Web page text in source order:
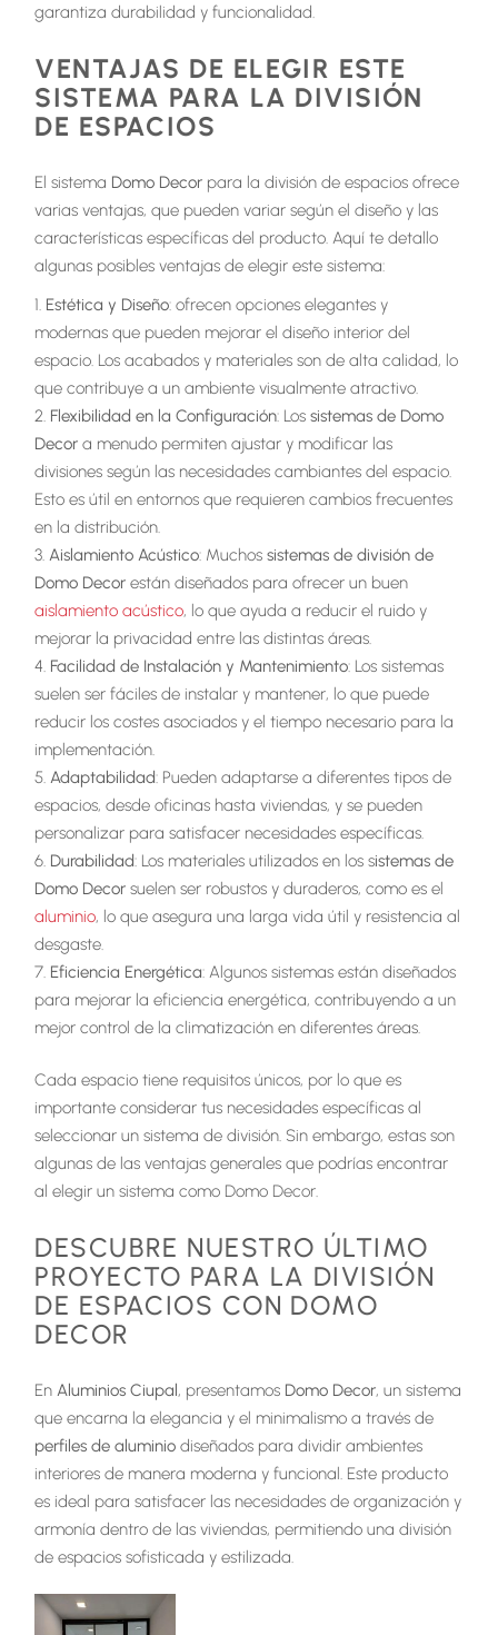
garantiza durabilidad y funcionalidad.
VENTAJAS DE ELEGIR ESTE
SISTEMA PARA LA DIVISIÓN
DE ESPACIOS
El sistema Domo Decor para la división de espacios ofrece
varias ventajas, que pueden variar según el diseño y las
características específicas del producto. Aquí te detallo
algunas posibles ventajas de elegir este sistema:
Estética y Diseño: ofrecen opciones elegantes y
modernas que pueden mejorar el diseño interior del
espacio. Los acabados y materiales son de alta calidad, lo
que contribuye a un ambiente visualmente atractivo.
Flexibilidad en la Configuración: Lossistemas de Domo
Decor a menudo permiten ajustar y modificar las
divisiones según las necesidades cambiantes del espacio.
Esto es útil en entornos que requieren cambios frecuentes
en la distribución.
Aislamiento Acústico: Muchossistemas de división de
Domo Decor están diseñados para ofrecer un buen
aislamiento acústico, lo que ayuda a reducir el ruido y
mejorar la privacidad entre las distintas áreas.
Facilidad de Instalación y Mantenimiento: Los sistemas
suelen ser fáciles de instalar y mantener, lo que puede
reducir los costes asociados y el tiempo necesario para la
implementación.
Adaptabilidad: Pueden adaptarse a diferentes tipos de
espacios, desde oficinas hasta viviendas, y se pueden
personalizar para satisfacer necesidades específicas.
Durabilidad: Los materiales utilizados en los sistemas de
Domo Decor suelen ser robustos y duraderos, como es el
aluminio, lo que asegura una larga vida útil y resistencia al
desgaste.
Eficiencia Energética: Algunos sistemas están diseñados
para mejorar la eficiencia energética, contribuyendo a un
mejor control de la climatización en diferentes áreas.
Cada espacio tiene requisitos únicos, por lo que es
importante considerar tus necesidades específicas al
seleccionar un sistema de división. Sin embargo, estas son
algunas de las ventajas generales que podrías encontrar
al elegir un sistema como Domo Decor.
DESCUBRE NUESTRO ÚLTIMO
PROYECTO PARA LA DIVISIÓN
DE ESPACIOS CON DOMO
DECOR
EnAluminios Ciupal, presentamos Domo Decor, un sistema
que encarna la elegancia y el minimalismo a través de
perfiles de aluminio diseñados para dividir ambientes
interiores de manera moderna y funcional. Este producto
es ideal para satisfacer las necesidades de organización y
armonía dentro de las viviendas, permitiendo una división
de espacios sofisticada y estilizada.